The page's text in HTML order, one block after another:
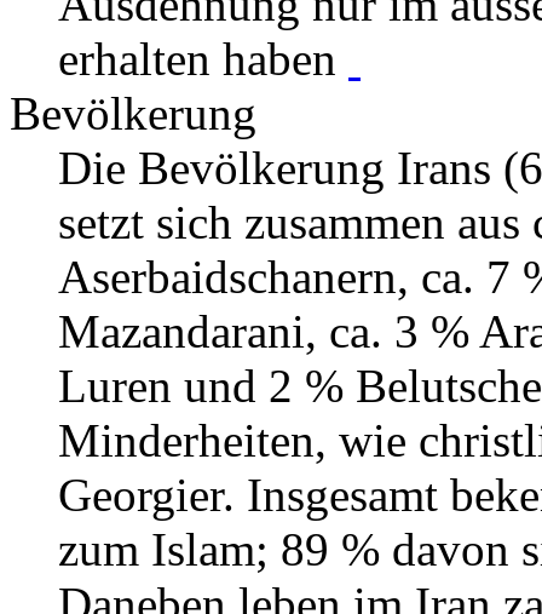
erhalten haben
Bevölkerung
Die Bevölkerung Irans
setzt sich zusammen
Aserbaidschanern, ca.
Mazandarani, ca. 3 %
Luren und 2 %
Minderheiten, wie
Georgier. Insgesamt
zum Islam; 89 % davon
Daneben leben im Iran